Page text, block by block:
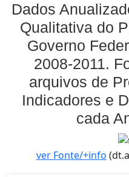
Dados
Qualitativa do
Governo
2008-2011.
arquivos de
Indicadores e
cada
ver Fonte/+info